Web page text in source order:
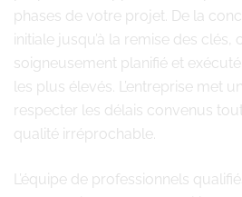
phases de votre projet. De la
initiale jusqu’à la remise des clés,
soigneusement planifié et
les plus élevés. L’entreprise met
respecter les délais convenus
qualité irréprochable.
L’équipe de professionnels